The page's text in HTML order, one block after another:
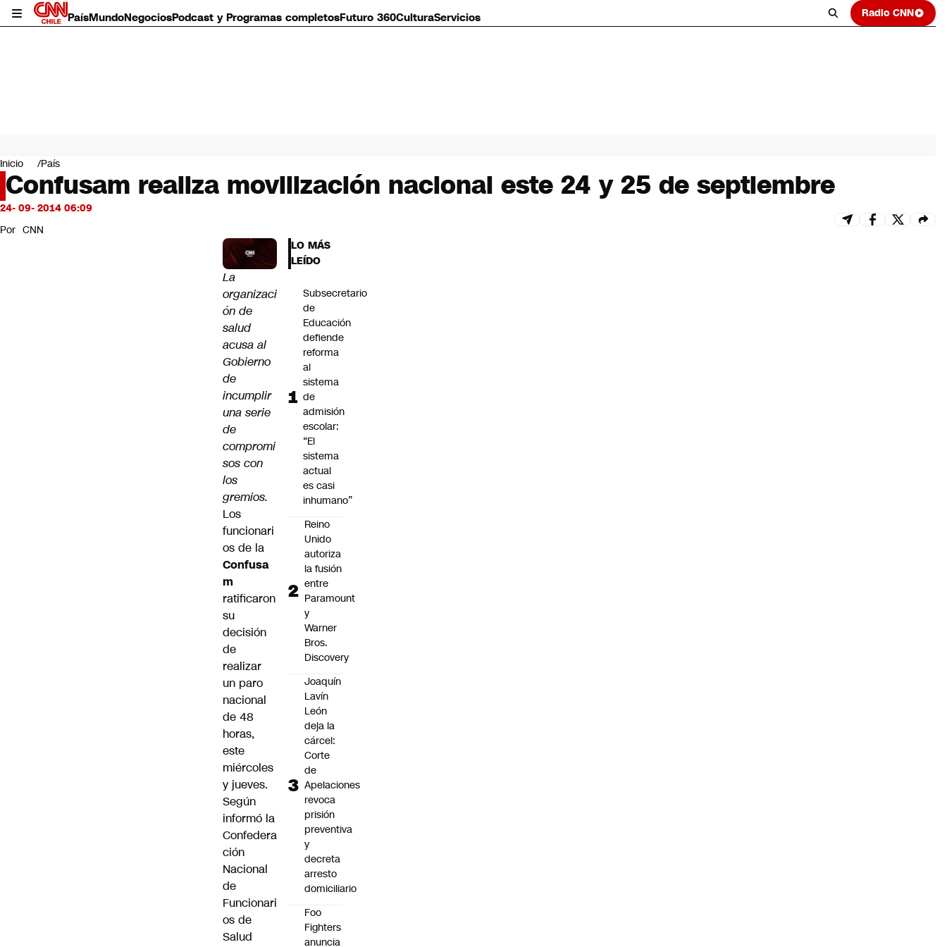
PaísMundoNegociosPodcast y Programas completosFuturo 360CulturaServicios Radio CNN
Mundo
Negocios
Deportes
Programas completos
Servicios
Inicio País
Confusam realiza movilización nacional este 24 y 25 de septiembre
24- 09- 2014 06:09
Por CNN
La
organizaci
ón de
salud
acusa al
Gobierno
de
incumplir
una serie
de
compromi
sos con
los
gremios.
Los
funcionari
os de la
Confusa
m
ratificaron
su
decisión
de
realizar
un paro
nacional
de 48
horas,
este
miércoles
y jueves.
Según
informó la
Confedera
ción
Nacional
de
Funcionari
os de
Salud
LO MÁS
LEÍDO
Subsecretario
de
Educación
defiende
reforma
al
sistema
de
admisión
escolar:
“El
sistema
actual
es casi
inhumano”
Reino
Unido
autoriza
la fusión
entre
Paramount
y
Warner
Bros.
Discovery
Joaquín
Lavín
León
deja la
cárcel:
Corte
de
Apelaciones
revoca
prisión
preventiva
y
decreta
arresto
domiciliario
Foo
Fighters
anuncia